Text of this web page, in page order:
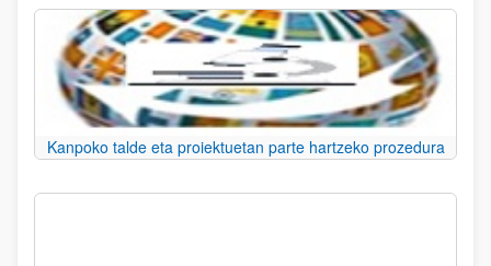
Kanpoko talde eta proiektuetan parte hartzeko prozedura